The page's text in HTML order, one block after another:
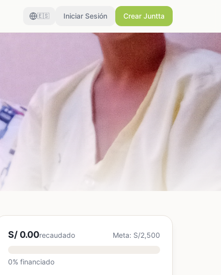
🇪🇸 Iniciar Sesión Crear Juntta
S/ 0.00recaudado Meta: S/2,500
0% financiado